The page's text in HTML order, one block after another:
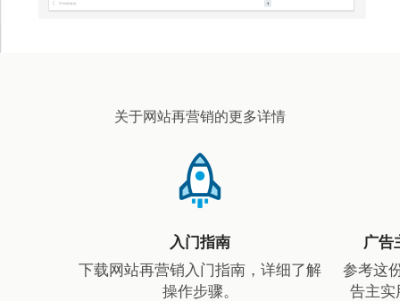
关于网站再营销的更多详情
入门指南
下载网站再营销入门指南，详细了解
操作步骤。
广告
参考这
告主实